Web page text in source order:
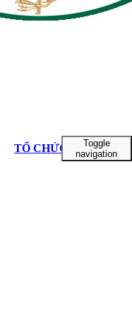
TỔ CHỨC BỘ MÁY
Toggle
navigation